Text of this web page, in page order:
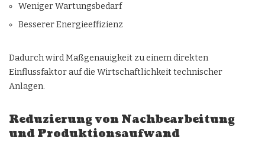
Weniger Wartungsbedarf
Besserer Energieeffizienz
Dadurch wird Maßgenauigkeit zu einem direkten
Einflussfaktor auf die Wirtschaftlichkeit technischer
Anlagen.
Reduzierung von Nachbearbeitung
und Produktionsaufwand